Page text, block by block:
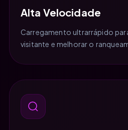
Alta Velocidade
Carregamento ultrarrápido
visitante e melhorar o